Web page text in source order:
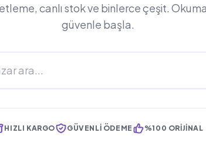
canlı stok ve binlerce çeşit.
güvenle başla.
HIZLI KARGO GÜVENLI ÖDEME %100 ORIJINAL